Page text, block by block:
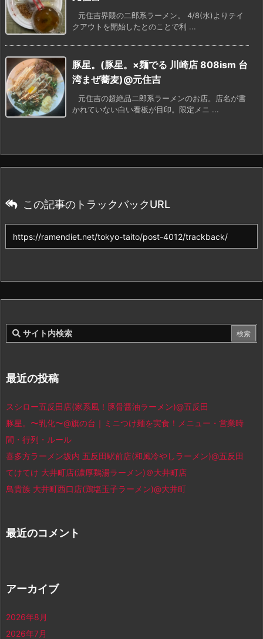
元住吉界隈の二郎系ラーメン。 4/8(水)よりテイ
クアウトを開始したとのことで利 ...
豚星。(豚星。×麺でる 川崎店 808ism 台
湾まぜ蕎麦)@元住吉
元住吉の超絶品二郎系ラーメンのお店。店名が書
かれていない白い看板が目印。限定メニ ...
この記事のトラックバックURL
最近の投稿
スシロー五反田店(家系風！豚骨醤油ラーメン)@五反田
豚星。〜乳化〜@旗の台｜ミニつけ麺を実食！メニュー・営業時
間・行列・ルール
喜多方ラーメン坂内 五反田駅前店(和風冷やしラーメン)@五反田
てけてけ 大井町店(濃厚鶏湯ラーメン)＠大井町店
鳥貴族 大井町西口店(鶏塩玉子ラーメン)@大井町
最近のコメント
アーカイブ
2026年8月
2026年7月